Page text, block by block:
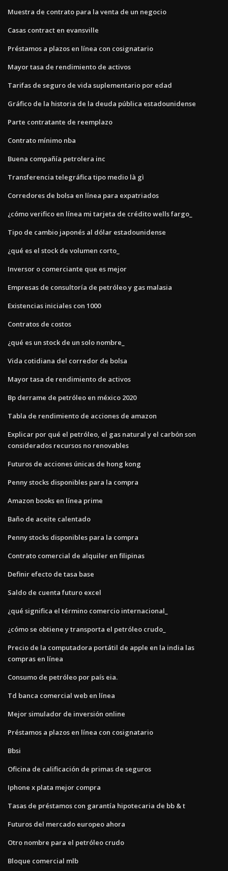
Muestra de contrato para la venta de un negocio
Casas contract en evansville
Préstamos a plazos en línea con cosignatario
Mayor tasa de rendimiento de activos
Tarifas de seguro de vida suplementario por edad
Gráfico de la historia de la deuda pública estadounidense
Parte contratante de reemplazo
Contrato mínimo nba
Buena compañía petrolera inc
Transferencia telegráfica tipo medio là gì
Corredores de bolsa en línea para expatriados
¿cómo verifico en línea mi tarjeta de crédito wells fargo_
Tipo de cambio japonés al dólar estadounidense
¿qué es el stock de volumen corto_
Inversor o comerciante que es mejor
Empresas de consultoría de petróleo y gas malasia
Existencias iniciales con 1000
Contratos de costos
¿qué es un stock de un solo nombre_
Vida cotidiana del corredor de bolsa
Mayor tasa de rendimiento de activos
Bp derrame de petróleo en méxico 2020
Tabla de rendimiento de acciones de amazon
Explicar por qué el petróleo, el gas natural y el carbón son
considerados recursos no renovables
Futuros de acciones únicas de hong kong
Penny stocks disponibles para la compra
Amazon books en línea prime
Baño de aceite calentado
Penny stocks disponibles para la compra
Contrato comercial de alquiler en filipinas
Definir efecto de tasa base
Saldo de cuenta futuro excel
¿qué significa el término comercio internacional_
¿cómo se obtiene y transporta el petróleo crudo_
Precio de la computadora portátil de apple en la india las
compras en línea
Consumo de petróleo por país eia.
Td banca comercial web en línea
Mejor simulador de inversión online
Préstamos a plazos en línea con cosignatario
Bbsi
Oficina de calificación de primas de seguros
Iphone x plata mejor compra
Tasas de préstamos con garantía hipotecaria de bb & t
Futuros del mercado europeo ahora
Otro nombre para el petróleo crudo
Bloque comercial mlb